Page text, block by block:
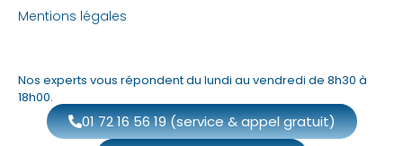
Mentions légales
Nos experts vous répondent du lundi au vendredi de 8h30 à
18h00.
01 72 16 56 19 (service & appel gratuit)